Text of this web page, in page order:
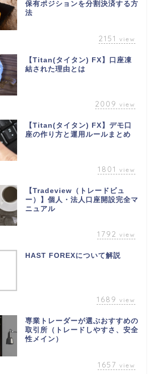
保有ポジションを分割決済する方
法
2151 view
【Titan(タイタン) FX】口座凍
結された理由とは
2009 view
【Titan(タイタン) FX】デモ口
座の作り方と運用ルールまとめ
1801 view
【Tradeview（トレードビュ
ー）】個人・法人口座開設完全マ
ニュアル
1792 view
HAST FOREXについて解説
1689 view
専業トレーダーが選ぶおすすめの
取引所（トレードしやすさ、安全
性メイン）
1657 view